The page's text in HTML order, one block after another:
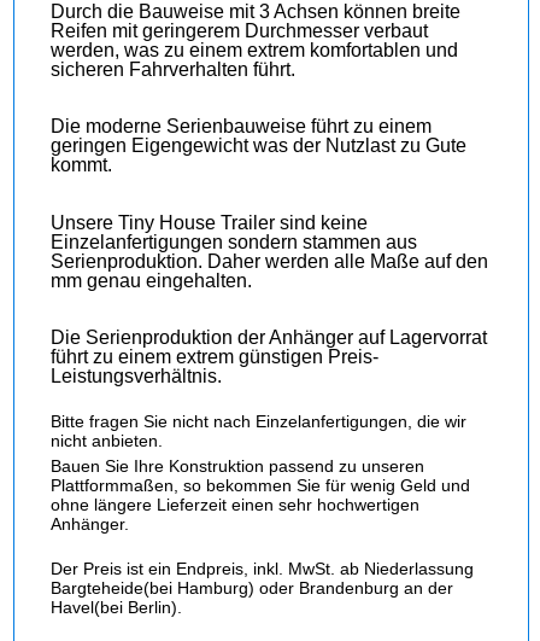
Durch die Bauweise mit 3 Achsen können breite
Reifen mit geringerem Durchmesser verbaut
werden, was zu einem extrem komfortablen und
sicheren Fahrverhalten führt.
Die moderne Serienbauweise führt zu einem
geringen Eigengewicht was der Nutzlast zu Gute
kommt.
Unsere Tiny House Trailer sind keine
Einzelanfertigungen sondern stammen aus
Serienproduktion. Daher werden alle Maße auf den
mm genau eingehalten.
Die Serienproduktion der Anhänger auf Lagervorrat
führt zu einem extrem günstigen Preis-
Leistungsverhältnis.
Bitte fragen Sie nicht nach Einzelanfertigungen, die wir
nicht anbieten.
Bauen Sie Ihre Konstruktion passend zu unseren
Plattformmaßen, so bekommen Sie für wenig Geld und
ohne längere Lieferzeit einen sehr hochwertigen
Anhänger.
Der Preis ist ein Endpreis, inkl. MwSt. ab Niederlassung
Bargteheide(bei Hamburg) oder Brandenburg an der
Havel(bei Berlin).